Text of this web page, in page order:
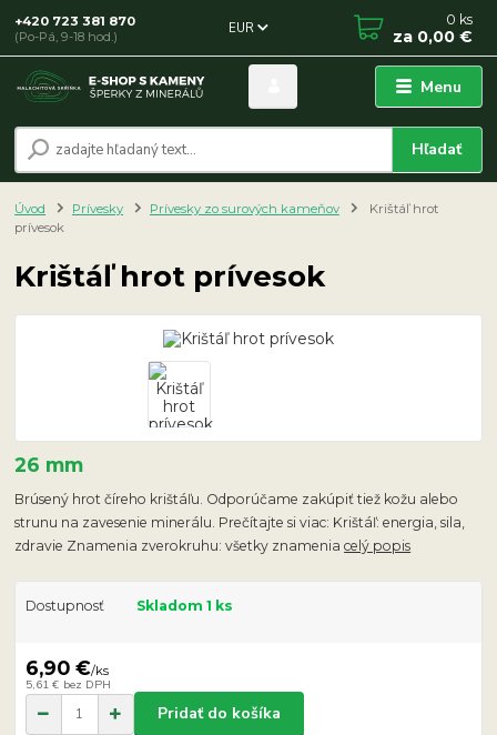
Menu
EUR
Hľadať
+420 723 381 870
(Po-Pá, 9-18 hod.)
0 ks
za 0,00 €
Úvod Prívesky Prívesky zo surových kameňov
Krištáľ hrot
prívesok
Krištáľ hrot prívesok
26 mm
Brúsený hrot číreho krištáľu. Odporúčame zakúpiť tiež kožu alebo
strunu na zavesenie minerálu. Prečítajte si viac: Krištáľ: energia, sila,
zdravie Znamenia zverokruhu: všetky znameniacelý popis
Dostupnosť Skladom 1 ks
6,90 €/ks
5,61 € bez DPH
Pridať do košíka